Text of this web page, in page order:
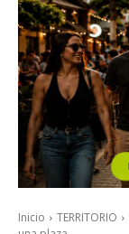
Inicio TERRITORIO